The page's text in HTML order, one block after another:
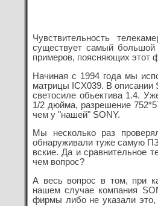
Чувствительность
существует самый большой
примеров, поясняющих этот
Начиная с 1994 года мы
матрицы ICX039. В описании
светосиле обьектива 1.4.
1/2 дюйма, разрешение
чем у "нашей" SONY.
Мы несколько раз
обнаруживали туже самую
вские. Да и сравнительное
чем вопрос?
А весь вопрос в том, при
нашем случае компания
фирмы либо не указали это,